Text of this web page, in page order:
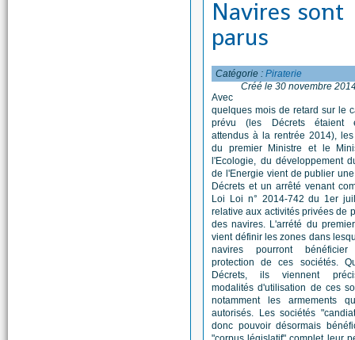
Navires sont
parus
Catégorie :Piraterie
Créé le 30 novembre
Avec
quelques mois de retard sur le
prévu (les Décrets étaient
attendus à la rentrée 2014),
du premier Ministre et le
l'Ecologie, du développement
de l'Energie vient de publier
Décrets et un arrêté venant
Loi Loi n° 2014-742 du 1er
relative aux activités privées de
des navires. L'arrété du
vient définir les zones dans
navires pourront
protection de ces sociétés.
Décrets, ils viennent
modalités d'utilisation de ces
notamment les armements
autorisés. Les sociétés
donc pouvoir désormais